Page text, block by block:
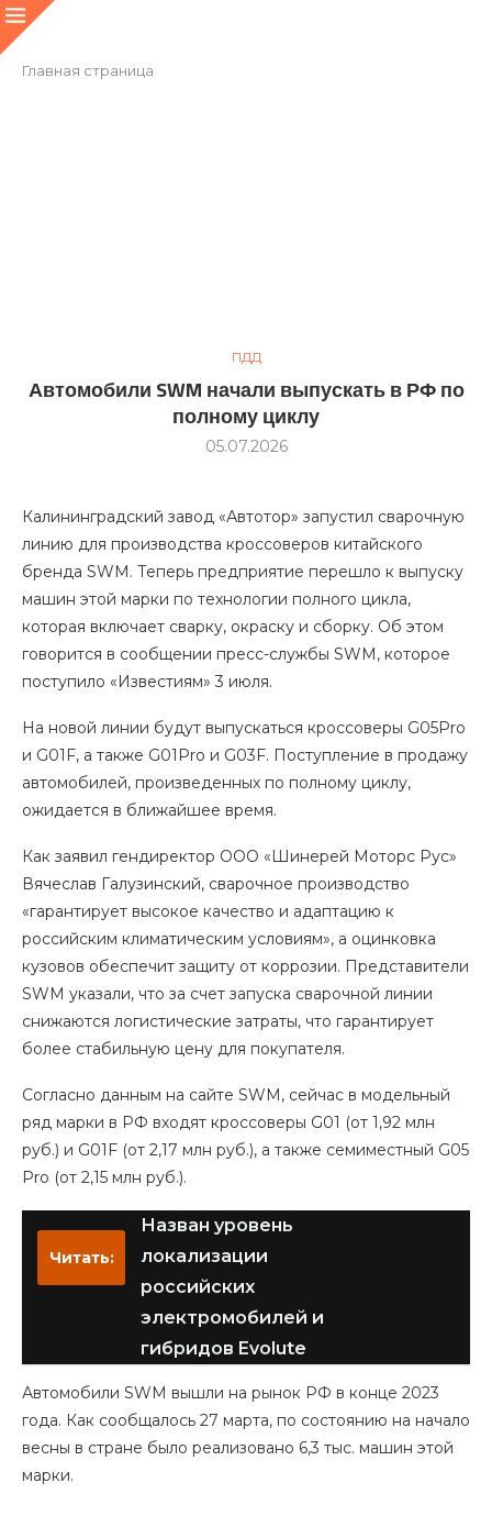
Главная страница
ПДД
Автомобили SWM начали выпускать в РФ по
полному циклу
05.07.2026
Калининградский завод «Автотор» запустил сварочную
линию для производства кроссоверов китайского
бренда SWM. Теперь предприятие перешло к выпуску
машин этой марки по технологии полного цикла,
которая включает сварку, окраску и сборку. Об этом
говорится в сообщении пресс-службы SWM, которое
поступило «Известиям» 3 июля.
На новой линии будут выпускаться кроссоверы G05Pro
и G01F, а также G01Pro и G03F. Поступление в продажу
автомобилей, произведенных по полному циклу,
ожидается в ближайшее время.
Как заявил гендиректор ООО «Шинерей Моторс Рус»
Вячеслав Галузинский, сварочное производство
«гарантирует высокое качество и адаптацию к
российским климатическим условиям», а оцинковка
кузовов обеспечит защиту от коррозии. Представители
SWM указали, что за счет запуска сварочной линии
снижаются логистические затраты, что гарантирует
более стабильную цену для покупателя.
Согласно данным на сайте SWM, сейчас в модельный
ряд марки в РФ входят кроссоверы G01 (от 1,92 млн
руб.) и G01F (от 2,17 млн руб.), а также семиместный G05
Pro (от 2,15 млн руб.).
Читать:
Назван уровень
локализации
российских
электромобилей и
гибридов Evolute
Автомобили SWM вышли на рынок РФ в конце 2023
года. Как сообщалось 27 марта, по состоянию на начало
весны в стране было реализовано 6,3 тыс. машин этой
марки.